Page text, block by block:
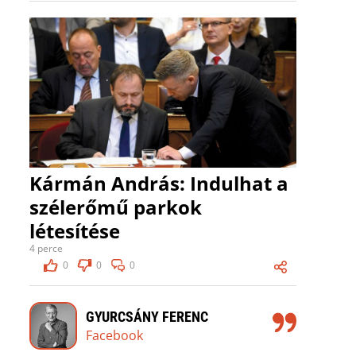
Kármán András: Indulhat a
szélerőmű parkok
létesítése
4 perce
0
0 0
GYURCSÁNY FERENC
Facebook